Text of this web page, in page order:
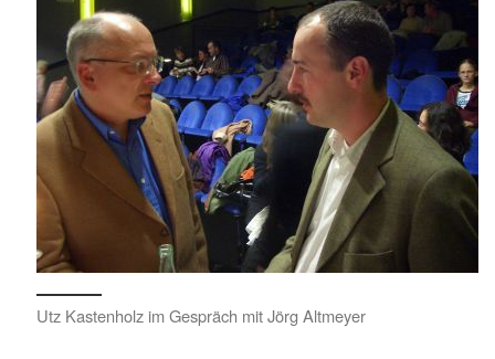
Utz Kastenholz im Gespräch mit Jörg Altmeyer